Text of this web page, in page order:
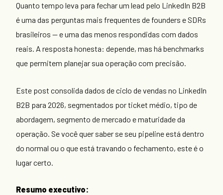
Quanto tempo leva para fechar um lead pelo LinkedIn B2B
é uma das perguntas mais frequentes de founders e SDRs
brasileiros — e uma das menos respondidas com dados
reais. A resposta honesta: depende, mas há benchmarks
que permitem planejar sua operação com precisão.
Este post consolida dados de ciclo de vendas no LinkedIn
B2B para 2026, segmentados por ticket médio, tipo de
abordagem, segmento de mercado e maturidade da
operação. Se você quer saber se seu pipeline está dentro
do normal ou o que está travando o fechamento, este é o
lugar certo.
Resumo executivo: